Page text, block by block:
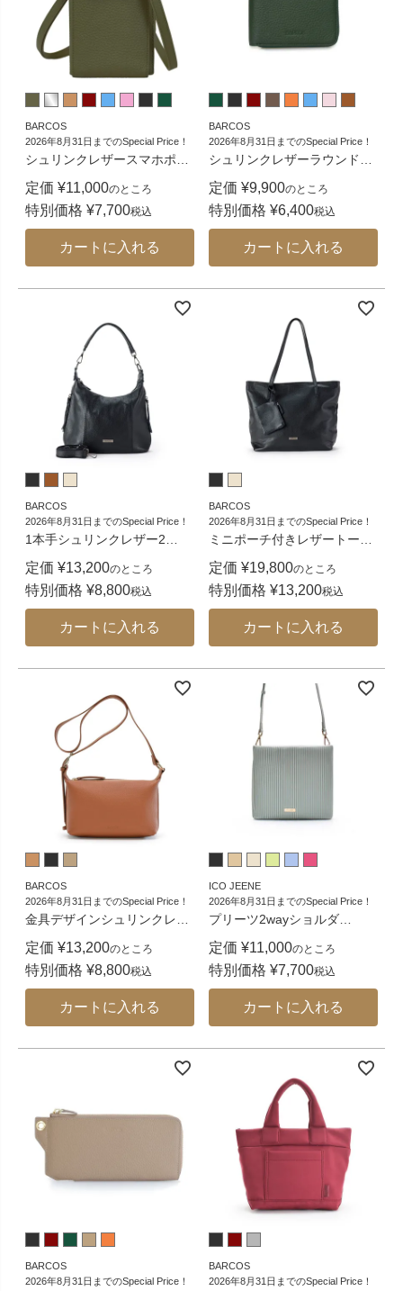
BARCOS
2026年8月31日までのSpecial Price！
シュリンクレザースマホポ
定価 ¥11,000のところ
特別価格 ¥7,700税込
カートに入れる
BARCOS
2026年8月31日までのSpecial Price！
シュリンクレザーラウンド
定価 ¥9,900のところ
特別価格 ¥6,400税込
カートに入れる
BARCOS
2026年8月31日までのSpecial Price！
1本手シュリンクレザー2
定価 ¥13,200のところ
特別価格 ¥8,800税込
カートに入れる
BARCOS
2026年8月31日までのSpecial Price！
ミニポーチ付きレザートー
定価 ¥19,800のところ
特別価格 ¥13,200税込
カートに入れる
BARCOS
2026年8月31日までのSpecial Price！
金具デザインシュリンクレ
定価 ¥13,200のところ
特別価格 ¥8,800税込
カートに入れる
ICO JEENE
2026年8月31日までのSpecial Price！
プリーツ2wayショルダ
定価 ¥11,000のところ
特別価格 ¥7,700税込
カートに入れる
BARCOS
2026年8月31日までのSpecial Price！
BARCOS
2026年8月31日までのSpecial Price！